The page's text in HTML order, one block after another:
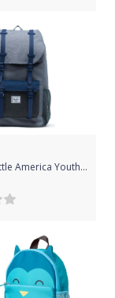
Herschel Little America Youth - mid grey crosshatch/medieval blue crosshatch/black crosshatch uni